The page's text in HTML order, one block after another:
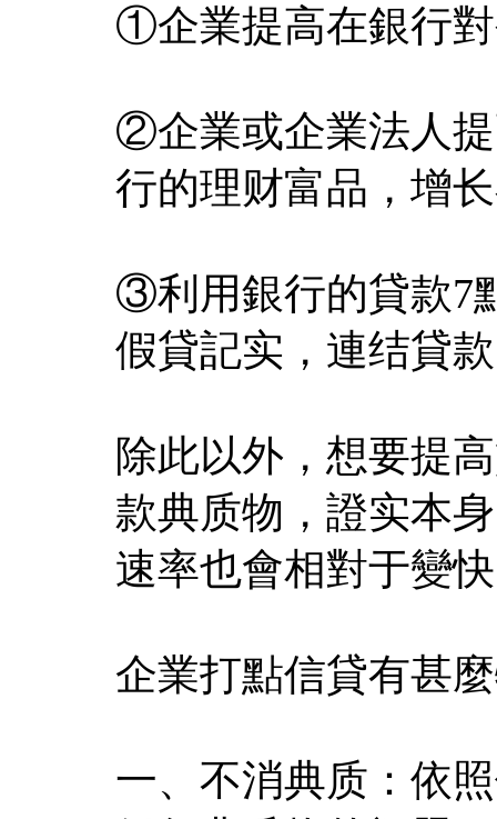
①企業提高在銀行
②企業或企業法人
行的理财富品，增
③利用銀行的貸款7
假貸記实，連结貸
除此以外，想要提
款典质物，證实本
速率也會相對于變
企業打點信貸有甚
一、不消典质：依